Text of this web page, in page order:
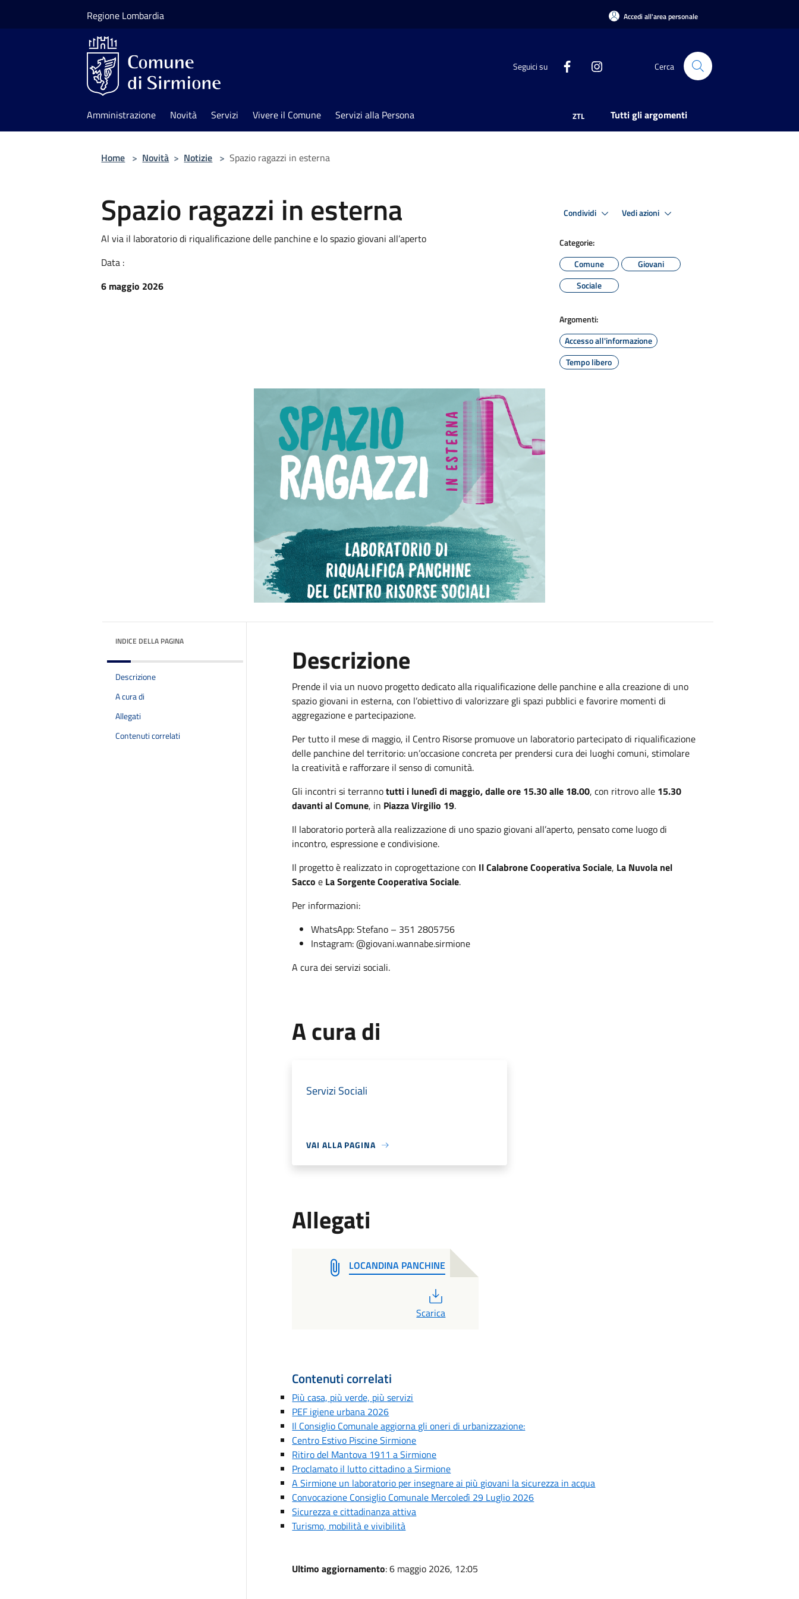
Regione Lombardia Accedi all'area personale
Seguici su Cerca
Amministrazione Novità Servizi Vivere il Comune Servizi alla Persona ZTL Tutti gli argomenti
Home > Novità > Notizie > Spazio ragazzi in esterna
Spazio ragazzi in esterna
Al via il laboratorio di riqualificazione delle panchine e lo spazio giovani all’aperto
Data :
6 maggio 2026
Condividi Vedi azioni
Categorie:
Comune
Giovani
Sociale
Argomenti:
Accesso all'informazione
Tempo libero
INDICE DELLA PAGINA
Descrizione
A cura di
Allegati
Contenuti correlati
Descrizione
Prende il via un nuovo progetto dedicato alla riqualificazione delle panchine e alla creazione di uno
spazio giovani in esterna, con l’obiettivo di valorizzare gli spazi pubblici e favorire momenti di
aggregazione e partecipazione.
Per tutto il mese di maggio, il Centro Risorse promuove un laboratorio partecipato di riqualificazione
delle panchine del territorio: un’occasione concreta per prendersi cura dei luoghi comuni, stimolare
la creatività e rafforzare il senso di comunità.
Gli incontri si terrannotutti i lunedì di maggio, dalle ore 15.30 alle 18.00, con ritrovo alle 15.30
davanti al Comune, in Piazza Virgilio 19.
Il laboratorio porterà alla realizzazione di uno spazio giovani all’aperto, pensato come luogo di
incontro, espressione e condivisione.
Il progetto è realizzato in coprogettazione con Il Calabrone Cooperativa Sociale, La Nuvola nel
Sacco e La Sorgente Cooperativa Sociale.
Per informazioni:
WhatsApp: Stefano – 351 2805756
Instagram: @giovani.wannabe.sirmione
A cura dei servizi sociali.
A cura di
Servizi Sociali
VAI ALLA PAGINA
Allegati
LOCANDINA PANCHINE
Scarica
Contenuti correlati
Più casa, più verde, più servizi
PEF igiene urbana 2026
Il Consiglio Comunale aggiorna gli oneri di urbanizzazione:
Centro Estivo Piscine Sirmione
Ritiro del Mantova 1911 a Sirmione
Proclamato il lutto cittadino a Sirmione
A Sirmione un laboratorio per insegnare ai più giovani la sicurezza in acqua
Convocazione Consiglio Comunale Mercoledì 29 Luglio 2026
Sicurezza e cittadinanza attiva
Turismo, mobilità e vivibilità
Ultimo aggiornamento: 6 maggio 2026, 12:05